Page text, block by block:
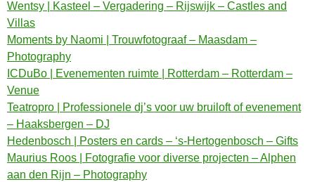
Wentsy | Kasteel – Vergadering – Rijswijk – Castles and
Villas
Moments by Naomi | Trouwfotograaf – Maasdam –
Photography
ICDuBo | Evenementen ruimte | Rotterdam – Rotterdam –
Venue
Teatropro | Professionele dj’s voor uw bruiloft of evenement
– Haaksbergen – DJ
Hedenbosch | Posters en cards – ‘s-Hertogenbosch – Gifts
Maurius Roos | Fotografie voor diverse projecten – Alphen
aan den Rijn – Photography